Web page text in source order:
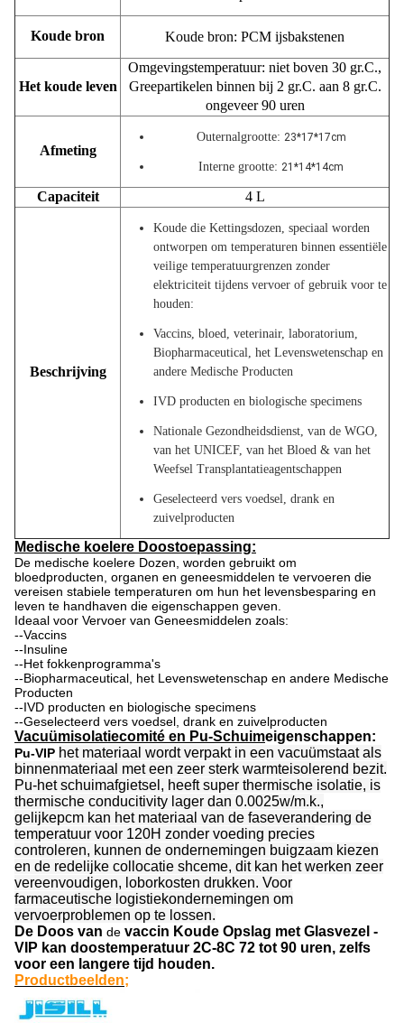
Koude bron Koude bron: PCM ijsbakstenen
Het koude leven
Omgevingstemperatuur: niet boven 30 gr.C.,
Greepartikelen binnen bij 2 gr.C. aan 8 gr.C.
ongeveer 90 uren
Afmeting
Outernalgrootte: 23*17*17cm
Interne grootte: 21*14*14cm
Capaciteit 4 L
Beschrijving
Koude die Kettingsdozen, speciaal worden
ontworpen om temperaturen binnen essentiële
veilige temperatuurgrenzen zonder
elektriciteit tijdens vervoer of gebruik voor te
houden:
Vaccins, bloed, veterinair, laboratorium,
Biopharmaceutical, het Levenswetenschap en
andere Medische Producten
IVD producten en biologische specimens
Nationale Gezondheidsdienst, van de WGO,
van het UNICEF, van het Bloed & van het
Weefsel Transplantatieagentschappen
Geselecteerd vers voedsel, drank en
zuivelproducten
Medische koelere Doostoepassing:
De medische koelere Dozen, worden gebruikt om
bloedproducten, organen en geneesmiddelen te vervoeren die
vereisen stabiele temperaturen om hun het levensbesparing en
leven te handhaven die eigenschappen geven.
Ideaal voor Vervoer van Geneesmiddelen zoals:
--Vaccins
--Insuline
--Het fokkenprogramma's
--Biopharmaceutical, het Levenswetenschap en andere Medische
Producten
--IVD producten en biologische specimens
--Geselecteerd vers voedsel, drank en zuivelproducten
Vacuümisolatiecomité en Pu-Schuimeigenschappen:
Pu-VIP het materiaal wordt verpakt in een vacuümstaat als
binnenmateriaal met een zeer sterk warmteisolerend bezit.
Pu-het schuimafgietsel, heeft super thermische isolatie, is
thermische conducitivity lager dan 0.0025w/m.k.,
gelijkepcm kan het materiaal van de faseverandering de
temperatuur voor 120H zonder voeding precies
controleren, kunnen de ondernemingen buigzaam kiezen
en de redelijke collocatie shceme, dit kan het werken zeer
vereenvoudigen, loborkosten drukken. Voor
farmaceutische logistiekondernemingen om
vervoerproblemen op te lossen.
De Doos van de vaccin Koude Opslag met Glasvezel -
VIP kan doostemperatuur 2C-8C 72 tot 90 uren, zelfs
voor een langere tijd houden.
Productbeelden;